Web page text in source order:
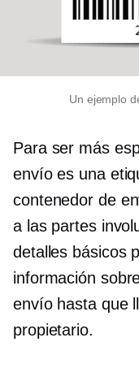
Un ejemplo
Para ser más
envío es una
contenedor de
a las partes
detalles básicos
información
envío hasta que
propietario.